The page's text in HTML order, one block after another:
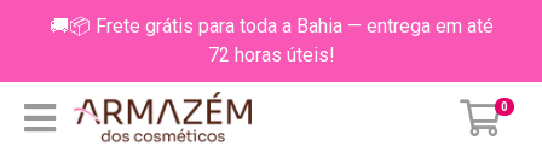
🚚📦 Frete grátis para toda a Bahia — entrega em até
72 horas úteis!
0